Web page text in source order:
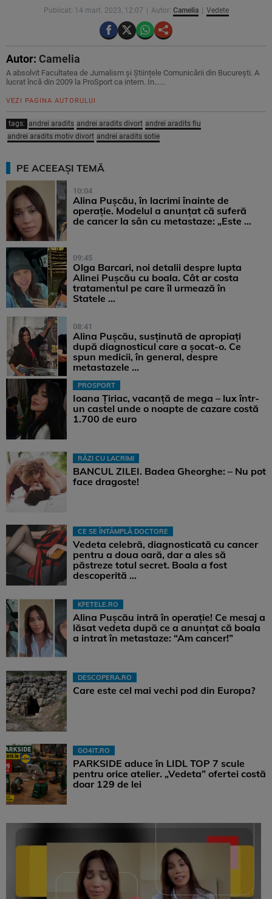
Publicat: 14 mart. 2023, 12:07 Autor: Camelia Vedete
Autor: Camelia
A absolvit Facultatea de Jurnalism și Științele Comunicării din București. A
lucrat încă din 2009 la ProSport ca intern. In…...
VEZI PAGINA AUTORULUI
tags: andrei aradits andrei aradits divort andrei aradits fiu
andrei aradits motiv divort andrei aradits sotie
PE ACEEAȘI TEMĂ
10:04
Alina Pușcău, în lacrimi înainte de
operație. Modelul a anunțat că suferă
de cancer la sân cu metastaze: „Este ...
09:45
Olga Barcari, noi detalii despre lupta
Alinei Pușcău cu boala. Cât ar costa
tratamentul pe care îl urmează în
Statele ...
08:41
Alina Pușcău, susținută de apropiați
după diagnosticul care a șocat-o. Ce
spun medicii, în general, despre
metastazele ...
PROSPORT
Ioana Țiriac, vacanță de mega – lux într-
un castel unde o noapte de cazare costă
1.700 de euro
RÂZI CU LACRIMI
BANCUL ZILEI. Badea Gheorghe: – Nu pot
face dragoste!
CE SE ÎNTÂMPLĂ DOCTORE
Vedeta celebră, diagnosticată cu cancer
pentru a doua oară, dar a ales să
păstreze totul secret. Boala a fost
descoperită ...
KFETELE.RO
Alina Pușcău intră în operație! Ce mesaj a
lăsat vedeta după ce a anunțat că boala
a intrat în metastaze: “Am cancer!”
DESCOPERA.RO
Care este cel mai vechi pod din Europa?
GO4IT.RO
PARKSIDE aduce în LIDL TOP 7 scule
pentru orice atelier. „Vedeta” ofertei costă
doar 129 de lei